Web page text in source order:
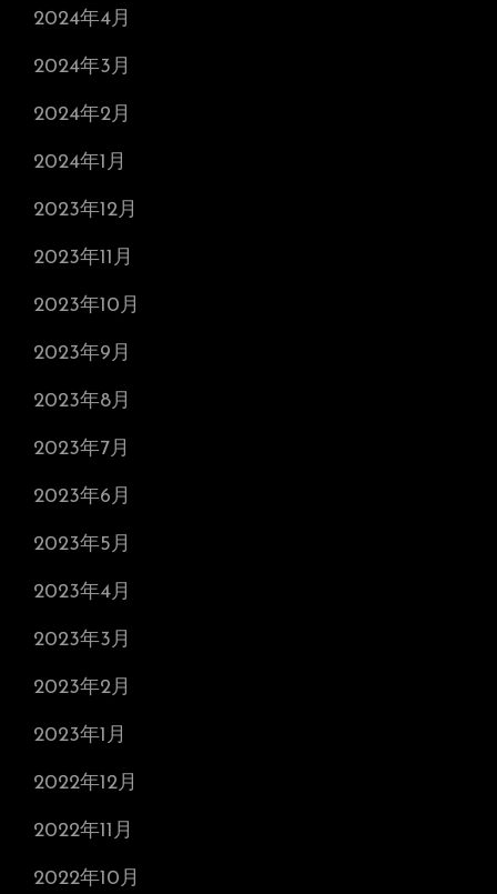
2024年4月
2024年3月
2024年2月
2024年1月
2023年12月
2023年11月
2023年10月
2023年9月
2023年8月
2023年7月
2023年6月
2023年5月
2023年4月
2023年3月
2023年2月
2023年1月
2022年12月
2022年11月
2022年10月